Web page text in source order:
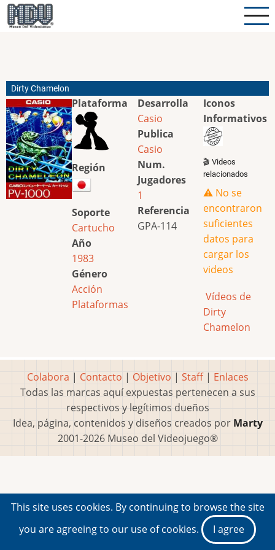
Pasar
al
Dirty Chamelon
Plataforma
Región
Soporte
Cartucho
Año
1983
Género
Acción
Plataformas
Desarrolla
Casio
Publica
Casio
Num.
Jugadores
1
Referencia
GPA-114
Iconos
Informativos
🎬 Videos
relacionados
⚠️ No se
encontraron
suficientes
datos para
cargar los
videos
Vídeos de
Dirty
Chamelon
Colabora | Contacto | Objetivo | Staff| Enlaces
Todas las marcas aquí expuestas pertenecen a sus
respectivos y legítimos dueños
Idea, página, contenidos y diseños creados por Marty
2001-2026 Museo del Videojuego®
This site uses cookies. By continuing to browse the site
you are agreeing to our use of cookies.
I agree